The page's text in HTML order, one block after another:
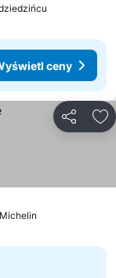
ceny